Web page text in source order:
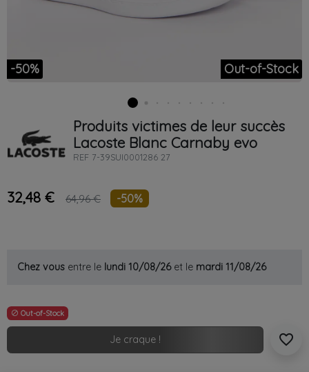
-50% Out-of-Stock
Produits victimes de leur succès
Lacoste Blanc Carnaby evo
REF 7-39SUI0001286 27
32,48 € 64,96 € -50%
Chez vous entre le lundi 10/08/26et le mardi 11/08/26
 Out-of-Stock
Je craque ! favorite_border